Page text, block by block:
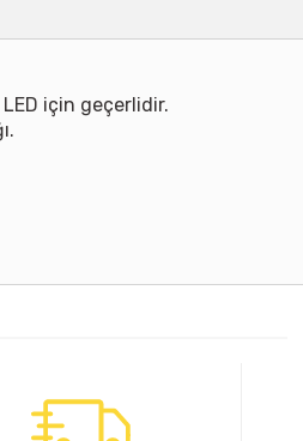
için geçerlidir.
iLED